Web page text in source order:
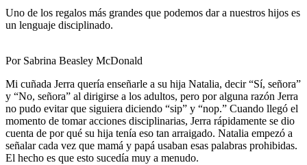
Uno de los regalos más grandes que podemos dar a nuestros hijos es
un lenguaje disciplinado.
Por Sabrina Beasley McDonald
Mi cuñada Jerra quería enseñarle a su hija Natalia, decir “Sí, señora”
y “No, señora” al dirigirse a los adultos, pero por alguna razón Jerra
no pudo evitar que siguiera diciendo “sip” y “nop.” Cuando llegó el
momento de tomar acciones disciplinarias, Jerra rápidamente se dio
cuenta de por qué su hija tenía eso tan arraigado. Natalia empezó a
señalar cada vez que mamá y papá usaban esas palabras prohibidas.
El hecho es que esto sucedía muy a menudo.